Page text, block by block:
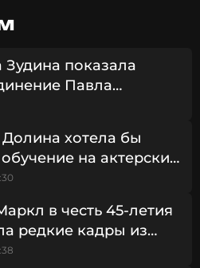
приступ.
выяснять
показала
Павла
и Софьи Синицыной
хотела бы
на актерских
в честь 45-летия
редкие кадры из
в Монтесито